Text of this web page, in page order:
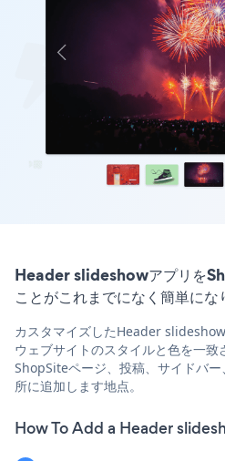
Header slideshowアプリを
ことがこれまでになく簡単にな
カスタマイズしたHeader
ウェブサイトのスタイルと色を一
ShopSiteページ、投稿、サイドバ
所に追加します地点。
How To Add a Header